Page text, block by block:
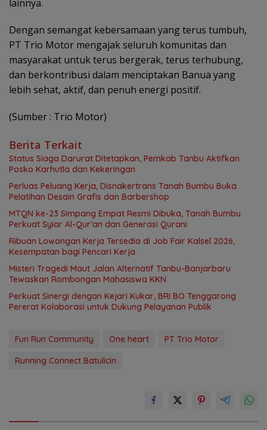
lainnya.
Dengan semangat kebersamaan yang terus tumbuh,
PT Trio Motor mengajak seluruh komunitas dan
masyarakat untuk terus bergerak, terus terhubung,
dan berkontribusi dalam menciptakan Banua yang
lebih sehat, aktif, dan penuh energi positif.
(Sumber : Trio Motor)
Berita Terkait
Status Siaga Darurat Ditetapkan, Pemkab Tanbu Aktifkan
Posko Karhutla dan Kekeringan
Perluas Peluang Kerja, Disnakertrans Tanah Bumbu Buka
Pelatihan Desain Grafis dan Barbershop
MTQN ke-23 Simpang Empat Resmi Dibuka, Tanah Bumbu
Perkuat Syiar Al-Qur’an dan Generasi Qurani
Ribuan Lowongan Kerja Tersedia di Job Fair Kalsel 2026,
Kesempatan bagi Pencari Kerja
Misteri Tragedi Maut Jalan Alternatif Tanbu-Banjarbaru
Tewaskan Rombongan Mahasiswa KKN
Perkuat Sinergi dengan Kejari Kukar, BRI BO Tenggarong
Pererat Kolaborasi untuk Dukung Pelayanan Publik
Fun Run Community One heart
PT Trio Motor
Running Connect Batulicin